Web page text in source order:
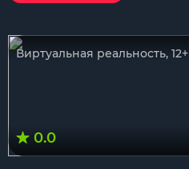
Виртуальная реальность, 12+
0.0